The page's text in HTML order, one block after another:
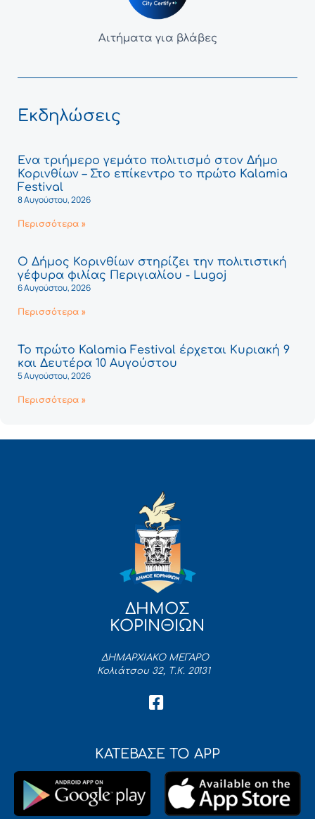
Αιτήματα για βλάβες
Εκδηλώσεις
Ένα τριήμερο γεμάτο πολιτισμό στον Δήμο
Κορινθίων – Στο επίκεντρο το πρώτο Kalamia
Festival
8 Αυγούστου, 2026
Περισσότερα »
Ο Δήμος Κορινθίων στηρίζει την πολιτιστική
γέφυρα φιλίας Περιγιαλίου - Lugoj
6 Αυγούστου, 2026
Περισσότερα »
Το πρώτο Kalamia Festival έρχεται Κυριακή 9
και Δευτέρα 10 Αυγούστου
5 Αυγούστου, 2026
Περισσότερα »
ΔΗΜΟΣ
ΚΟΡΙΝΘΙΩΝ
ΔΗΜΑΡΧΙΑΚΟ ΜΕΓΑΡΟ
Κολιάτσου 32, Τ.Κ. 20131
ΚΑΤΕΒΑΣΕ ΤΟ APP